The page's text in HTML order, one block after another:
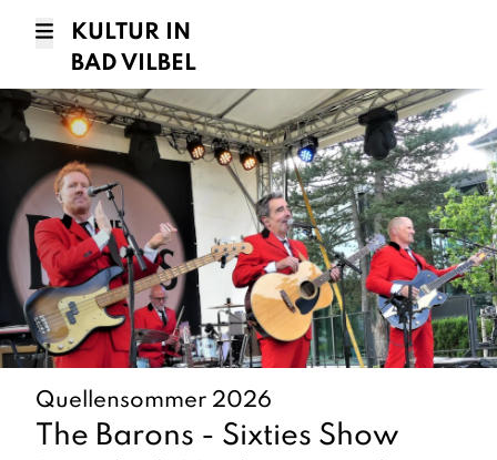
KULTUR IN
BAD VILBEL
Quellensommer 2026
The Barons - Sixties Show